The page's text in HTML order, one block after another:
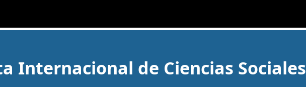
Internacional de Ciencias Sociales